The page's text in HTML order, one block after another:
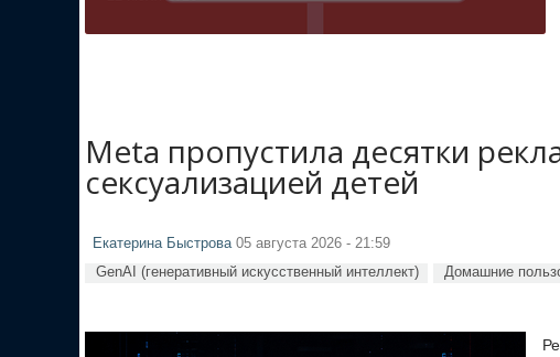
Meta пропустила десятки
сексуализацией детей
Екатерина Быстрова 05 августа 2026 - 21:59
GenAI (генеративный искусственный интеллект) Домашние